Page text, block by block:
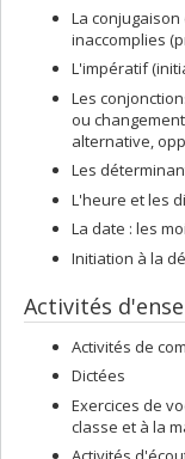
La
inaccomplies
L'impératif
Les
ou
alternative,
Les
L'heure et les
La date : les
Initiation à la
Activités
Activités de
Dictées
Exercices de
classe et à la